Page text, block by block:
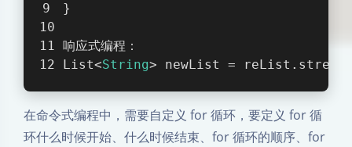
}
响应式编程：
List<String> newList =
在命令式编程中，需要自定义 for 循环，要定义 for 循
环什么时候开始、什么时候结束、for 循环的顺序、for